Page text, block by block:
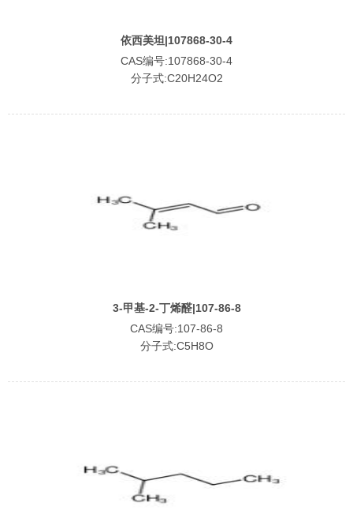
依西美坦|107868-30-4
CAS编号:107868-30-4
分子式:C20H24O2
3-甲基-2-丁烯醛|107-86-8
CAS编号:107-86-8
分子式:C5H8O